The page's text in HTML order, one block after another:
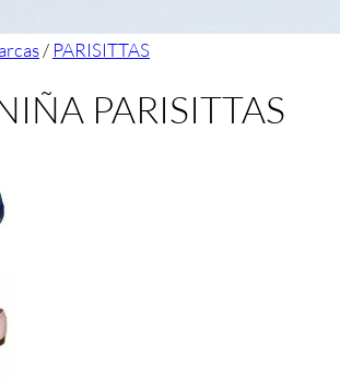
/ PARISITTAS
PARISITTAS